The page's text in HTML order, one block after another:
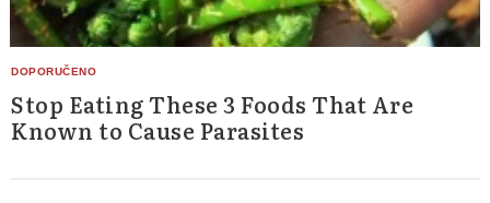
Stop Eating These 3 Foods That Are
Known to Cause Parasites